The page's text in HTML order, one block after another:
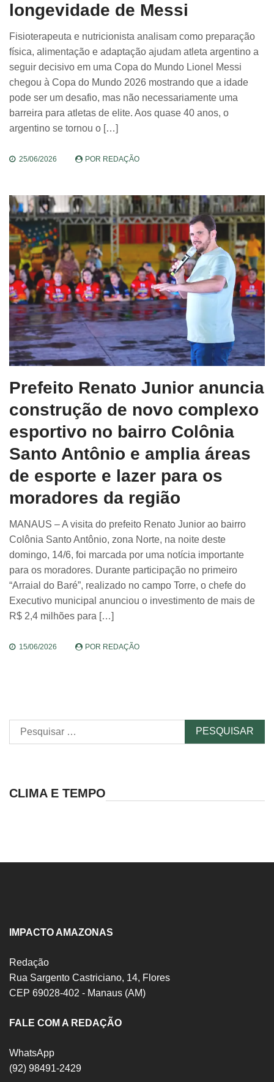
longevidade de Messi
Fisioterapeuta e nutricionista analisam como preparação
física, alimentação e adaptação ajudam atleta argentino a
seguir decisivo em uma Copa do Mundo Lionel Messi
chegou à Copa do Mundo 2026 mostrando que a idade
pode ser um desafio, mas não necessariamente uma
barreira para atletas de elite. Aos quase 40 anos, o
argentino se tornou o […]
25/06/2026 POR REDAÇÃO
Prefeito Renato Junior anuncia
construção de novo complexo
esportivo no bairro Colônia
Santo Antônio e amplia áreas
de esporte e lazer para os
moradores da região
MANAUS – A visita do prefeito Renato Junior ao bairro
Colônia Santo Antônio, zona Norte, na noite deste
domingo, 14/6, foi marcada por uma notícia importante
para os moradores. Durante participação no primeiro
“Arraial do Baré”, realizado no campo Torre, o chefe do
Executivo municipal anunciou o investimento de mais de
R$ 2,4 milhões para […]
15/06/2026 POR REDAÇÃO
Pesquisar
por:
CLIMA E TEMPO
IMPACTO AMAZONAS
Redação
Rua Sargento Castriciano, 14, Flores
CEP 69028-402 - Manaus (AM)
FALE COM A REDAÇÃO
WhatsApp
(92) 98491-2429